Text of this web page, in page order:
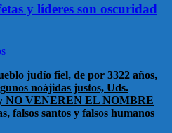
y líderes son oscuridad
judío fiel, de por 3322 años,
noájidas justos, Uds.
NO VENEREN EL NOMBRE
falsos santos y falsos humanos